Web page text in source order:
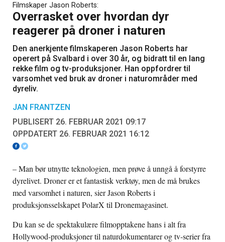
Filmskaper Jason Roberts:
Overrasket over hvordan dyr
reagerer på droner i naturen
Den anerkjente filmskaperen Jason Roberts har
operert på Svalbard i over 30 år, og bidratt til en lang
rekke film og tv-produksjoner. Han oppfordrer til
varsomhet ved bruk av droner i naturområder med
dyreliv.
JAN FRANTZEN
PUBLISERT 26. FEBRUAR 2021 09:17
OPPDATERT 26. FEBRUAR 2021 16:12
– Man bør utnytte teknologien, men prøve å unngå å forstyrre
dyrelivet. Droner er et fantastisk verktøy, men de må brukes
med varsomhet i naturen, sier Jason Roberts i
produksjonsselskapet PolarX til Dronemagasinet.
Du kan se de spektakulære filmopptakene hans i alt fra
Hollywood-produksjoner til naturdokumentarer og tv-serier fra